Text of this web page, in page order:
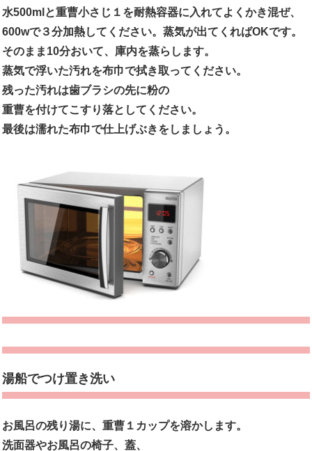
水500mlと重曹小さじ１を耐熱容器に入れてよくかき混ぜ、
600wで３分加熱してください。蒸気が出てくればOKです。
そのまま10分おいて、庫内を蒸らします。
蒸気で浮いた汚れを布巾で拭き取ってください。
残った汚れは歯ブラシの先に粉の
重曹を付けてこすり落としてください。
最後は濡れた布巾で仕上げぶきをしましょう。
湯船でつけ置き洗い
お風呂の残り湯に、重曹１カップを溶かします。
洗面器やお風呂の椅子、蓋、